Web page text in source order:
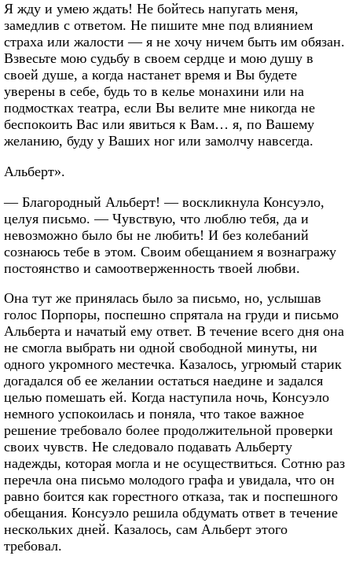
Я жду и умею ждать! Не бойтесь напугать меня,
замедлив с ответом. Не пишите мне под влиянием
страха или жалости — я не хочу ничем быть им обязан.
Взвесьте мою судьбу в своем сердце и мою душу в
своей душе, а когда настанет время и Вы будете
уверены в себе, будь то в келье монахини или на
подмостках театра, если Вы велите мне никогда не
беспокоить Вас или явиться к Вам… я, по Вашему
желанию, буду у Ваших ног или замолчу навсегда.
Альберт».
— Благородный Альберт! — воскликнула Консуэло,
целуя письмо. — Чувствую, что люблю тебя, да и
невозможно было бы не любить! И без колебаний
сознаюсь тебе в этом. Своим обещанием я вознагражу
постоянство и самоотверженность твоей любви.
Она тут же принялась было за письмо, но, услышав
голос Порпоры, поспешно спрятала на груди и письмо
Альберта и начатый ему ответ. В течение всего дня она
не смогла выбрать ни одной свободной минуты, ни
одного укромного местечка. Казалось, угрюмый старик
догадался об ее желании остаться наедине и задался
целью помешать ей. Когда наступила ночь, Консуэло
немного успокоилась и поняла, что такое важное
решение требовало более продолжительной проверки
своих чувств. Не следовало подавать Альберту
надежды, которая могла и не осуществиться. Сотню раз
перечла она письмо молодого графа и увидала, что он
равно боится как горестного отказа, так и поспешного
обещания. Консуэло решила обдумать ответ в течение
нескольких дней. Казалось, сам Альберт этого
требовал.